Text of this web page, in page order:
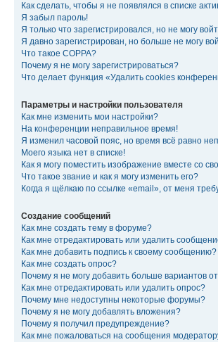
Как сделать, чтобы я не появлялся в списке
Я забыл пароль!
Я только что зарегистрировался, но не могу
Я давно зарегистрирован, но больше не могу
Что такое COPPA?
Почему я не могу зарегистрироваться?
Что делает функция «Удалить cookies
Параметры и настройки пользователя
Как мне изменить мои настройки?
На конференции неправильное время!
Я изменил часовой пояс, но время всё равно
Моего языка нет в списке!
Как я могу поместить изображение вместе со
Что такое звание и как я могу изменить его?
Когда я щёлкаю по ссылке «email», от меня
Создание сообщений
Как мне создать тему в форуме?
Как мне отредактировать или удалить
Как мне добавить подпись к своему сообщению?
Как мне создать опрос?
Почему я не могу добавить больше вариантов
Как мне отредактировать или удалить опрос?
Почему мне недоступны некоторые форумы?
Почему я не могу добавлять вложения?
Почему я получил предупреждение?
Как мне пожаловаться на сообщения